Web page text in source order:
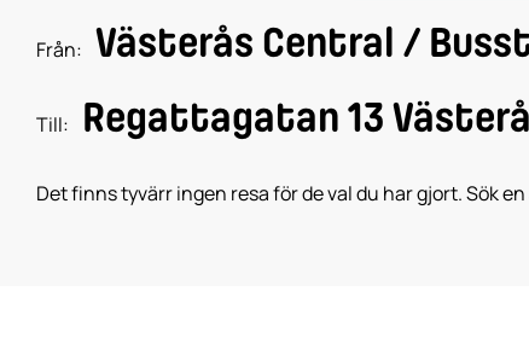
Från: Västerås Central /
Till: Regattagatan 13
Det finns tyvärr ingen resa för de val du har gjort. Sök